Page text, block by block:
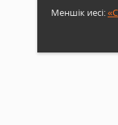
Меншік иесі: